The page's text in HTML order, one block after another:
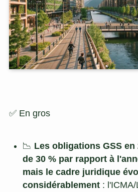
✅ En gros
📉 Les obligations GSS
de 30 % par rapport à
mais le cadre juridique
considérablement: l'ICMA/